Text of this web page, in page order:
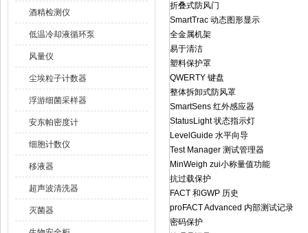
酒精检测仪
低温冷却液循环泵
风量仪
尘埃粒子计数器
浮游细菌采样器
安东帕密度计
细胞计数仪
移液器
超声波清洗器
灭菌器
折叠式防风门
SmartTrac 动态图形显示
全金属机架
易于清洁
塑料保护罩
QWERTY 键盘
整体拆卸式防风罩
SmartSens 红外感应器
StatusLight 状态指示灯
LevelGuide 水平向导
Test Manager 测试管理器
MinWeigh zui小称量值功能
抗过载保护
FACT 和GWP 历史
proFACT Advanced 内部测试记录
密码保护